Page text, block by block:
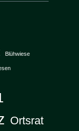
Blühwiese
Ortsrat